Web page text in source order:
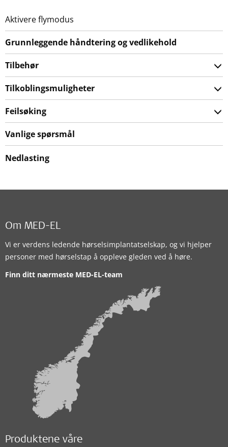
Aktivere flymodus
Grunnleggende håndtering og vedlikehold
Tilbehør
Tilkoblingsmuligheter
Feilsøking
Vanlige spørsmål
Nedlasting
Om MED-EL
Vi er verdens ledende hørselsimplantatselskap, og vi hjelper
personer med hørselstap å oppleve gleden ved å høre.
Finn ditt nærmeste MED-EL-team
Produktene våre